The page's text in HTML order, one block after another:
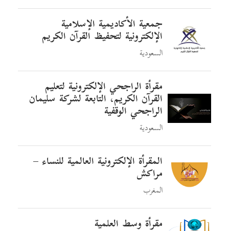
جمعية الأكاديمية الإسلامية
الإلكترونية لتحفيظ القرآن الكريم
السعودية
مقرأة الراجحي الإلكترونية لتعليم
القرآن الكريم، التابعة لشركة سليمان
الراجحي الوقفية
السعودية
المقرأة الإلكترونية العالمية للنساء –
مراكش
المغرب
مقرأة وسط العلمية